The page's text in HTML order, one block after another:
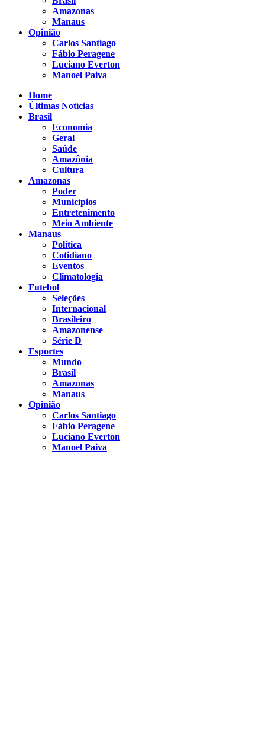
Amazonas
Manaus
Opinião
Carlos Santiago
Fábio Peragene
Luciano Everton
Manoel Paiva
Home
Últimas Notícias
Brasil
Economia
Geral
Saúde
Amazônia
Cultura
Amazonas
Poder
Municípios
Entretenimento
Meio Ambiente
Manaus
Política
Cotidiano
Eventos
Climatologia
Futebol
Seleções
Internacional
Brasileiro
Amazonense
Série D
Esportes
Mundo
Brasil
Amazonas
Manaus
Opinião
Carlos Santiago
Fábio Peragene
Luciano Everton
Manoel Paiva